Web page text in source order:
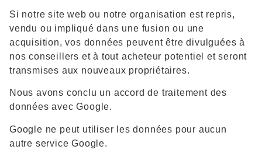
Si notre site web ou notre organisation est repris,
vendu ou impliqué dans une fusion ou une
acquisition, vos données peuvent être divulguées à
nos conseillers et à tout acheteur potentiel et seront
transmises aux nouveaux propriétaires.
Nous avons conclu un accord de traitement des
données avec Google.
Google ne peut utiliser les données pour aucun
autre service Google.